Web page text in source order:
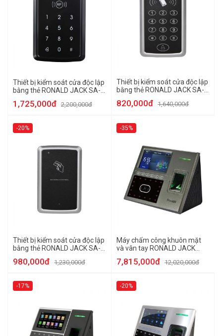
Thiết bị kiểm soát cửa độc lập
bằng thẻ RONALD JACK SA-
1,725,000đ 2,200,000đ
Thiết bị kiểm soát cửa độc lập
bằng thẻ RONALD JACK SA-
820,000đ 1,640,000đ
-20%
Thiết bị kiểm soát cửa độc lập
bằng thẻ RONALD JACK SA-
980,000đ 1,230,000đ
-35%
Máy chấm công khuôn mặt
và vân tay RONALD JACK
7,815,000đ 12,020,000đ
-17% -20%